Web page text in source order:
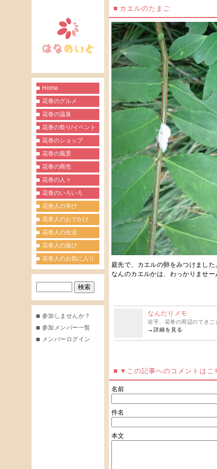
Home
花巻のグルメ
花巻の温泉
花巻の祭り/イベント
花巻のショップ
花巻の風景
花巻の商売
花巻の人々
花巻のいろいろ
花巻人の学び
花巻人のおでかけ
花巻人の生活
花巻人の遊び
花巻人のお気に入り
参加しませんか？
参加メンバー一覧
メンバーログイン
カエルのたまご
庭先で、カエルの卵をみつけました
なんのカエルかは、わっかりませー
なんだりメモ
岩手、花巻の周辺のでき
→ 詳細を見る
▼この記事へのコメントはこ
名前
件名
本文